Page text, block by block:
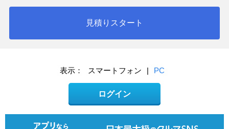
見積りスタート
表示： スマートフォン | PC
ログイン